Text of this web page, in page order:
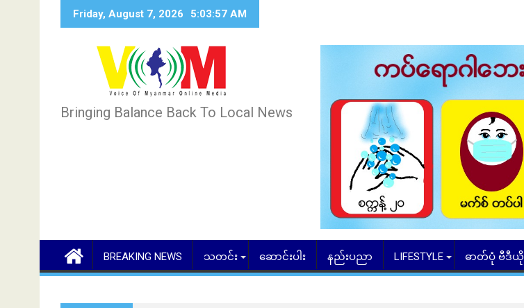
Friday, August 7, 2026 5:03:59 AM
Bringing Balance Back To Local News
BREAKING NEWS သတင်း ဆောင်းပါး နည်းပညာ LIFESTYLE ဓာတ်ပုံ ဗီဒီယို